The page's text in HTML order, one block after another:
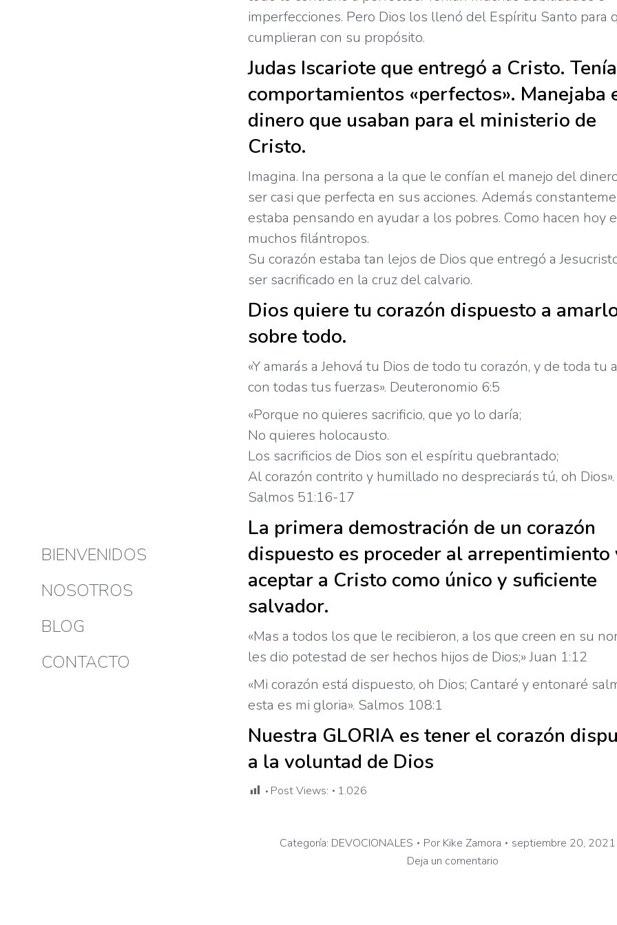
BIENVENIDOS
NOSOTROS
BLOG
CONTACTO
imperfecciones. Pero Dios los llenó del Espíritu Santo para
cumplieran con su propósito.
Judas Iscariote que entregó a Cristo. Tenía
comportamientos «perfectos». Manejaba
dinero que usaban para el ministerio de
Cristo.
Imagina. Ina persona a la que le confían el manejo del
ser casi que perfecta en sus acciones. Además
estaba pensando en ayudar a los pobres. Como hacen hoy
muchos filántropos.
Su corazón estaba tan lejos de Dios que entregó a
ser sacrificado en la cruz del calvario.
Dios quiere tu corazón dispuesto a
sobre todo.
«Y amarás a Jehová tu Dios de todo tu corazón, y de toda tu
con todas tus fuerzas». Deuteronomio 6:5
«Porque no quieres sacrificio, que yo lo daría;
No quieres holocausto.
Los sacrificios de Dios son el espíritu quebrantado;
Al corazón contrito y humillado no despreciarás tú, oh Dios».
Salmos 51:16-17
La primera demostración de un corazón
dispuesto es proceder al arrepentimiento
aceptar a Cristo como único y suficiente
salvador.
«Mas a todos los que le recibieron, a los que creen en su
les dio potestad de ser hechos hijos de Dios;» Juan 1:12
«Mi corazón está dispuesto, oh Dios; Cantaré y entonaré
esta es mi gloria». Salmos 108:1
Nuestra GLORIA es tener el corazón
a la voluntad de Dios
Post Views: 1.026
Categoría: DEVOCIONALES Por Kike Zamora
septiembre 20, 2021
Deja un comentario